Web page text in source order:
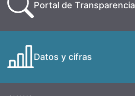
Portal de Transparencia
Datos y cifras